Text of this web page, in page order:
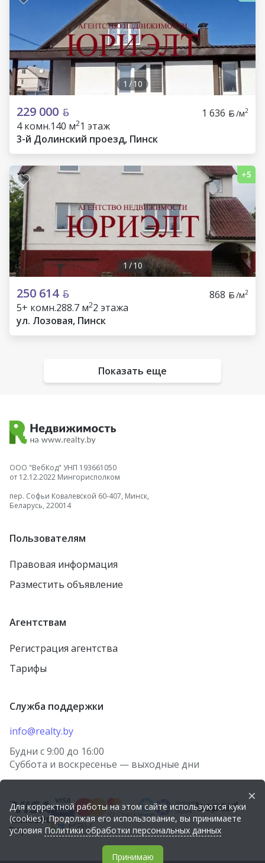
1 /10
229 000 1 636 /м2
4 комн.140 м21 этаж
3-й Долинский проезд, Пинск
1 /10
250 614 868 /м2
5+ комн.288.7 м22 этажа
ул. Лозовая, Пинск
Показать еще
ООО "ВебКод" УНП 193661050
от 12.12.2022 Мингорисполком
пер. Софьи Ковалевской 60-407, Минск,
Беларусь, 220014
Пользователям
Правовая информация
Разместить объявление
Агентствам
Регистрация агентства
Тарифы
Служба поддержки
info@realty.by
Будни с 9:00 до 16:00
Суббота и воскресенье — выходные дни
×
Для корректной работы на этом сайте используются куки
(cookies). Продолжая его использование, вы принимаете
условия Политики обработки персональных данных
Принимаю